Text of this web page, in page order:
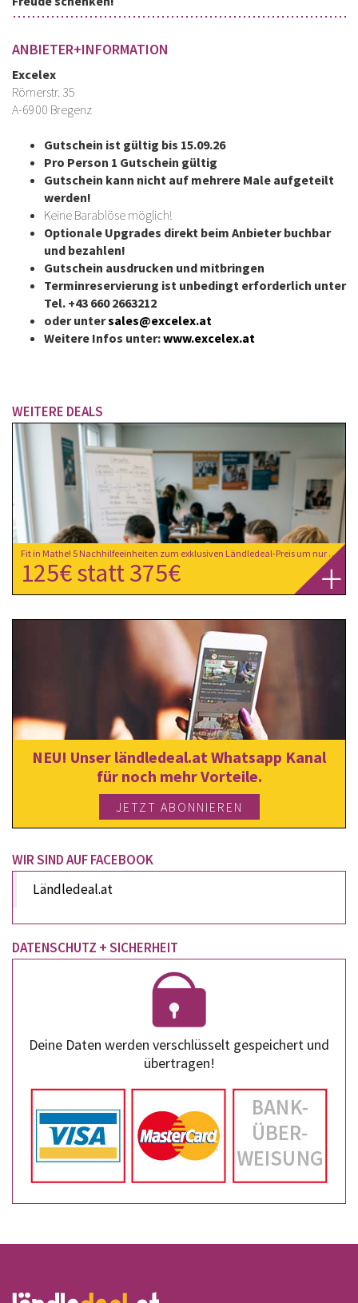
ANBIETER+INFORMATION
Excelex
Römerstr. 35
A-6900 Bregenz
Gutschein ist gültig bis 15.09.26
Pro Person 1 Gutschein gültig
Gutschein kann nicht auf mehrere Male aufgeteilt
werden!
Keine Barablöse möglich!
Optionale Upgrades direkt beim Anbieter buchbar
und bezahlen!
Gutschein ausdrucken und mitbringen
Terminreservierung ist unbedingt erforderlich unter
Tel. +43 660 2663212
oder untersales@excelex.at
Weitere Infos unter:www.excelex.at
WEITERE DEALS
Fit in Mathe! 5 Nachhilfeeinheiten zum exklusiven Ländledeal-Preis um nur € 125,- statt € 375,- bei extra-Klasse in Dornbirn
125€ statt 375€
NEU! Unser ländledeal.at Whatsapp Kanal
für noch mehr Vorteile.
JETZT ABONNIEREN
WIR SIND AUF FACEBOOK
Ländledeal.at
DATENSCHUTZ + SICHERHEIT
Deine Daten werden verschlüsselt gespeichert und
übertragen!